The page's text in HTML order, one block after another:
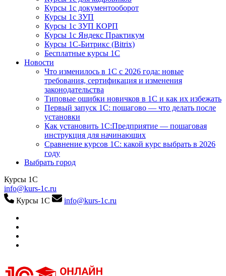
Курсы 1с документооборот
Курсы 1с ЗУП
Курсы 1с ЗУП КОРП
Курсы 1с Яндекс Практикум
Курсы 1С-Битрикс (Bitrix)
Бесплатные курсы 1С
Новости
Что изменилось в 1С с 2026 года: новые
требования, сертификация и изменения
законодательства
Типовые ошибки новичков в 1С и как их избежать
Первый запуск 1С: пошагово — что делать после
установки
Как установить 1С:Предприятие — пошаговая
инструкция для начинающих
Сравнение курсов 1С: какой курс выбрать в 2026
году
Выбрать город
Курсы 1С
info@kurs-1c.ru
Курсы 1С
info@kurs-1c.ru